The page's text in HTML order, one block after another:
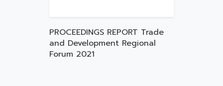
PROCEEDINGS REPORT Trade
and Development Regional
Forum 2021